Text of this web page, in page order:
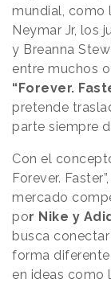
mundial, como
Neymar Jr, los
y Breanna
entre muchos
“Forever.
pretende
parte siempre
Con el
Forever.
mercado
por Nike y
busca
forma
en ideas como